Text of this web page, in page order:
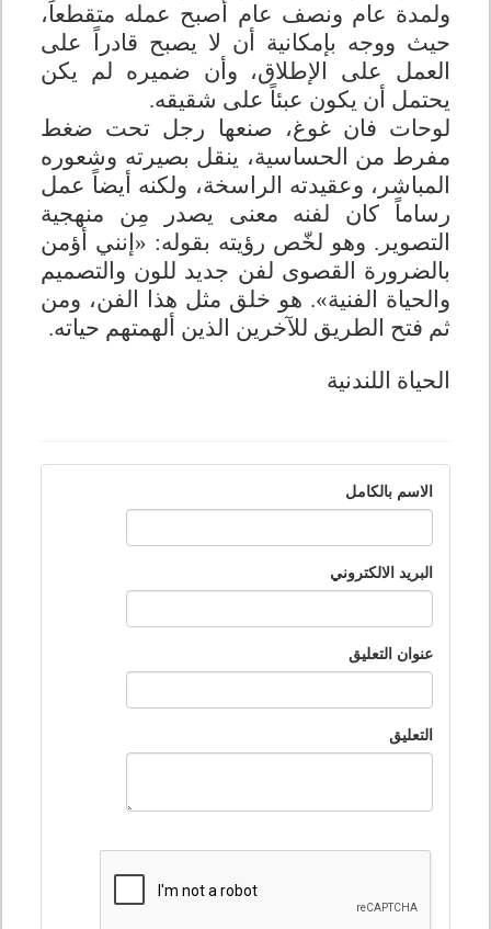
ولمدة عام ونصف عام أصبح عمله متقطعاً،
حيث ووجه بإمكانية أن لا يصبح قادراً على
العمل على الإطلاق، وأن ضميره لم يكن
يحتمل أن يكون عبئاً على شقيقه.
لوحات فان غوغ، صنعها رجل تحت ضغط
مفرط من الحساسية، ينقل بصيرته وشعوره
المباشر، وعقيدته الراسخة، ولكنه أيضاً عمل
رساماً كان لفنه معنى يصدر مِن منهجية
التصوير. وهو لخّص رؤيته بقوله: «إنني أؤمن
بالضرورة القصوى لفن جديد للون والتصميم
والحياة الفنية». هو خلق مثل هذا الفن، ومن
ثم فتح الطريق للآخرين الذين ألهمتهم حياته.
الحياة اللندنية
الاسم بالكامل
البريد الالكتروني
عنوان التعليق
التعليق